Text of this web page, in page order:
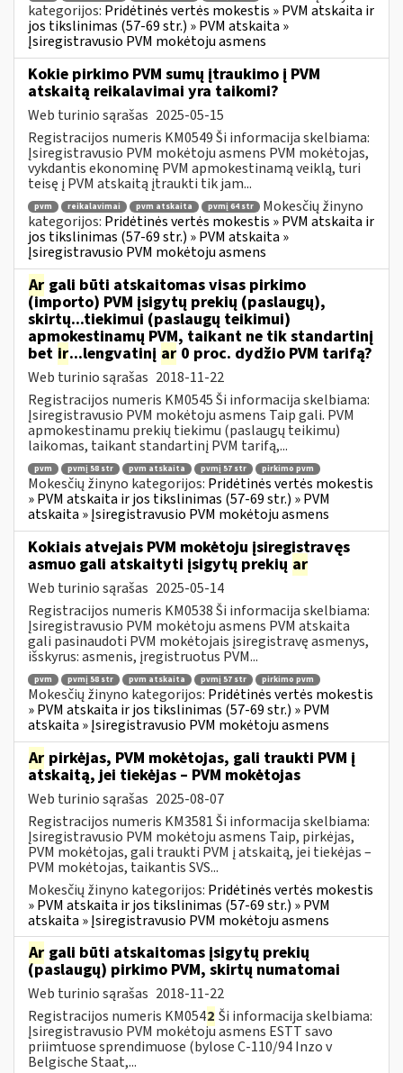
kategorijos: Pridėtinės vertės mokestis » PVM atskaita ir
jos tikslinimas (57-69 str.) » PVM atskaita »
Įsiregistravusio PVM mokėtoju asmens
Kokie pirkimo PVM sumų įtraukimo į PVM
atskaitą reikalavimai yra taikomi?
Web turinio sąrašas 2025-05-15
Registracijos numeris KM0549 Ši informacija skelbiama:
Įsiregistravusio PVM mokėtoju asmens PVM mokėtojas,
vykdantis ekonominę PVM apmokestinamą veiklą, turi
teisę į PVM atskaitą įtraukti tik jam...
pvm reikalavimai pvm atskaita pvmį 64 str
Mokesčių žinyno
kategorijos: Pridėtinės vertės mokestis » PVM atskaita ir
jos tikslinimas (57-69 str.) » PVM atskaita »
Įsiregistravusio PVM mokėtoju asmens
Ar gali būti atskaitomas visas pirkimo
(importo) PVM įsigytų prekių (paslaugų),
skirtų...tiekimui (paslaugų teikimui)
apmokestinamų PVM, taikant ne tik standartinį
bet ir...lengvatinį ar 0 proc. dydžio PVM tarifą?
Web turinio sąrašas 2018-11-22
Registracijos numeris KM0545 Ši informacija skelbiama:
Įsiregistravusio PVM mokėtoju asmens Taip gali. PVM
apmokestinamu prekių tiekimu (paslaugų teikimu)
laikomas, taikant standartinį PVM tarifą,...
pvm pvmį 58 str pvm atskaita pvmį 57 str pirkimo pvm
Mokesčių žinyno kategorijos: Pridėtinės vertės mokestis
» PVM atskaita ir jos tikslinimas (57-69 str.) » PVM
atskaita » Įsiregistravusio PVM mokėtoju asmens
Kokiais atvejais PVM mokėtoju įsiregistravęs
asmuo gali atskaityti įsigytų prekių ar
Web turinio sąrašas 2025-05-14
Registracijos numeris KM0538 Ši informacija skelbiama:
Įsiregistravusio PVM mokėtoju asmens PVM atskaita
gali pasinaudoti PVM mokėtojais įsiregistravę asmenys,
išskyrus: asmenis, įregistruotus PVM...
pvm pvmį 58 str pvm atskaita pvmį 57 str pirkimo pvm
Mokesčių žinyno kategorijos: Pridėtinės vertės mokestis
» PVM atskaita ir jos tikslinimas (57-69 str.) » PVM
atskaita » Įsiregistravusio PVM mokėtoju asmens
Ar pirkėjas, PVM mokėtojas, gali traukti PVM į
atskaitą, jei tiekėjas – PVM mokėtojas
Web turinio sąrašas 2025-08-07
Registracijos numeris KM3581 Ši informacija skelbiama:
Įsiregistravusio PVM mokėtoju asmens Taip, pirkėjas,
PVM mokėtojas, gali traukti PVM į atskaitą, jei tiekėjas –
PVM mokėtojas, taikantis SVS...
Mokesčių žinyno kategorijos: Pridėtinės vertės mokestis
» PVM atskaita ir jos tikslinimas (57-69 str.) » PVM
atskaita » Įsiregistravusio PVM mokėtoju asmens
Ar gali būti atskaitomas įsigytų prekių
(paslaugų) pirkimo PVM, skirtų numatomai
Web turinio sąrašas 2018-11-22
Registracijos numeris KM0542 Ši informacija skelbiama:
Įsiregistravusio PVM mokėtoju asmens ESTT savo
priimtuose sprendimuose (bylose C-110/94 Inzo v
Belgische Staat,...